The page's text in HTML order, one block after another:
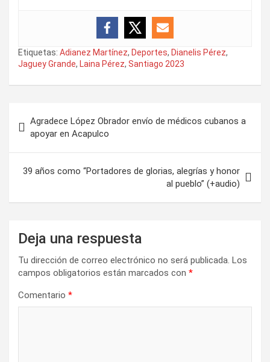
Etiquetas: Adianez Martínez, Deportes, Dianelis Pérez,
Jaguey Grande, Laina Pérez, Santiago 2023
v
a
Agradece López Obrador envío de médicos cubanos a
apoyar en Acapulco
39 años como “Portadores de glorias, alegrías y honor
al pueblo” (+audio)
Deja una respuesta
Tu dirección de correo electrónico no será publicada. Los
campos obligatorios están marcados con *
Comentario *